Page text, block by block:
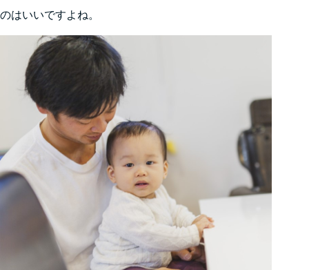
のはいいですよね。